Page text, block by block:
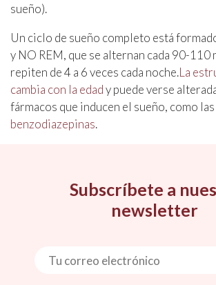
sueño).
Un ciclo de sueño completo está
y NO REM, que se alternan cada 90-110
repiten de 4 a 6 veces cada noche.La
cambia con la edady puede verse
fármacos que inducen el sueño, como las
benzodiazepinas.
Subscríbete a
newsletter